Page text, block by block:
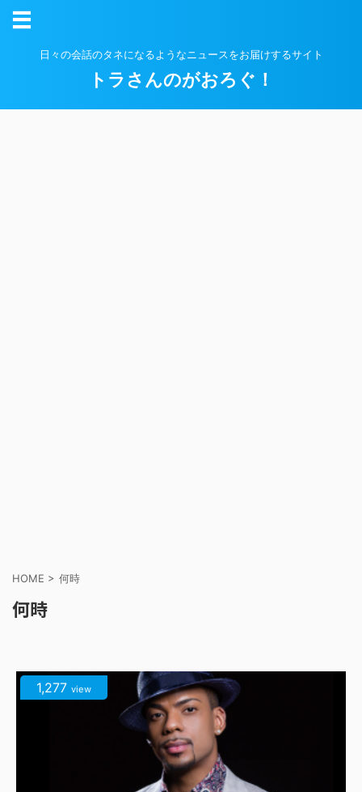
日々の会話のタネになるようなニュースをお届けするサイト
トラさんのがおろぐ！
HOME > 何時
何時
1,277 view